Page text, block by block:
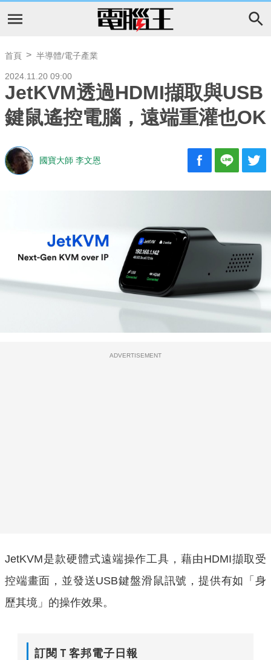
首頁 半導體/電子產業
2024.11.20 09:00
JetKVM透過HDMI擷取與USB
鍵鼠遙控電腦，遠端重灌也OK
國寶大師 李文恩
ADVERTISEMENT
JetKVM是款硬體式遠端操作工具，藉由HDMI擷取受
控端畫面，並發送USB鍵盤滑鼠訊號，提供有如「身
歷其境」的操作效果。
訂閱Ｔ客邦電子日報